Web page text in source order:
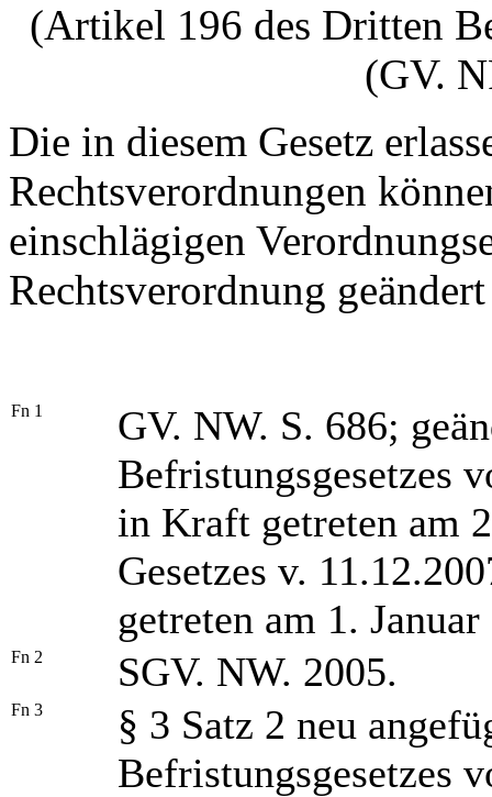
(Artikel 196 des Dritten
(GV.
Die in diesem Gesetz
Rechtsverordnungen
einschlägigen
Rechtsverordnung
Fn 1
GV. NW. S. 686;
Befristungsgesetzes
in Kraft getreten am
Gesetzes v.
getreten am 1.
Fn 2 SGV. NW. 2005.
Fn 3
§ 3 Satz 2 neu
Befristungsgesetzes